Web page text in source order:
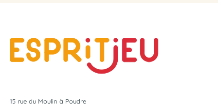
15 rue du Moulin à Poudre